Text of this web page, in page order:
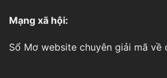
Mạng xã hội:
Sổ Mơ website chuyên giải mã về